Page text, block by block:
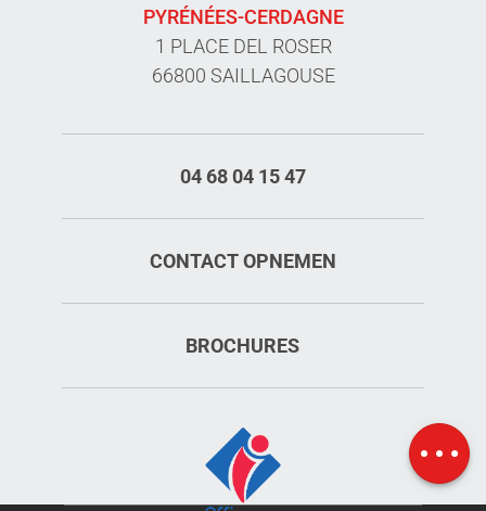
Kaart
PYRÉNÉES-CERDAGNE
1 PLACE DEL ROSER
66800 SAILLAGOUSE
04 68 04 15 47
CONTACT OPNEMEN
BROCHURES